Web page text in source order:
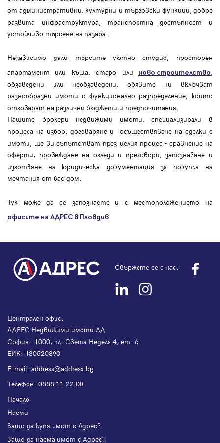
от административни, културни и търговски функции, добре
развита инфраструктура, транспортна достъпност и
устойчиво търсене на пазара.
Независимо дали търсите уютно студио, просторен
апартамент или къща, старо или
ново строителство,
обзаведени или необзаведени, обявите ни включват
разнообразни имоти с функционално разпределение, които
отговарят на различни бюджети и предпочитания.
Нашите брокери недвижими имоти, специализирали в
процеса на избор, договаряне и осъществяване на сделки с
имоти, ще ви съпътстват през целия процес - сравнение на
оферти, провеждане на огледи и преговори, запознаване и
изготвяне на юридическа документация за покупка на
мечтания от вас дом.
Тук може да се запознаете и с местоположението на
офисите на АДРЕС в Пловдив.
Свържете се с нас:
Централен офис:
АДРЕС Недвижими имоти АД
София - 1000, пл. Света Неделя 4, ет. 6
ЕИК: 130520890
Е-mail: address@address.bg
Телефон: 0888 11 22 00
Начало
Наеми
Защо да купя имот с Адрес?
Защо да наема имот с Адрес?